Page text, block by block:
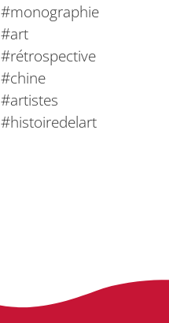
#monographie
#art
#rétrospective
#chine
#artistes
#histoiredelart